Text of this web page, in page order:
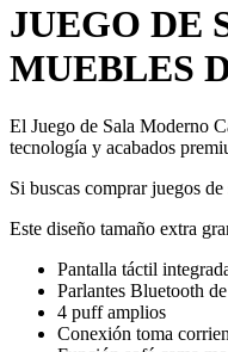
JUEGO DE
MUEBLES
El Juego de Sala Moderno
tecnología y acabados
Si buscas comprar juegos
Este diseño tamaño extra
Pantalla táctil
Parlantes Bluetooth
4 puff amplios
Conexión toma